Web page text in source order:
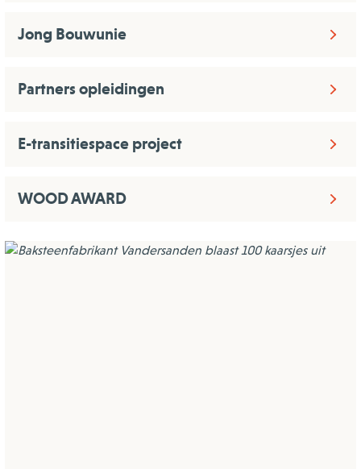
Jong Bouwunie
Partners opleidingen
E-transitiespace project
WOOD AWARD